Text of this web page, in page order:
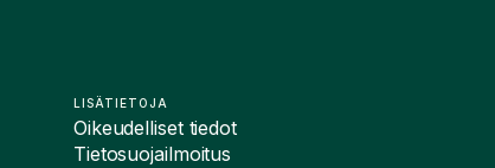
LISÄTIETOJA
Oikeudelliset tiedot
Tietosuojailmoitus